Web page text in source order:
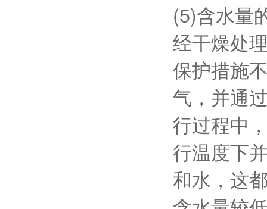
(5)含水量
经干燥处
保护措施
气，并通
行过程中
行温度下
和水，这